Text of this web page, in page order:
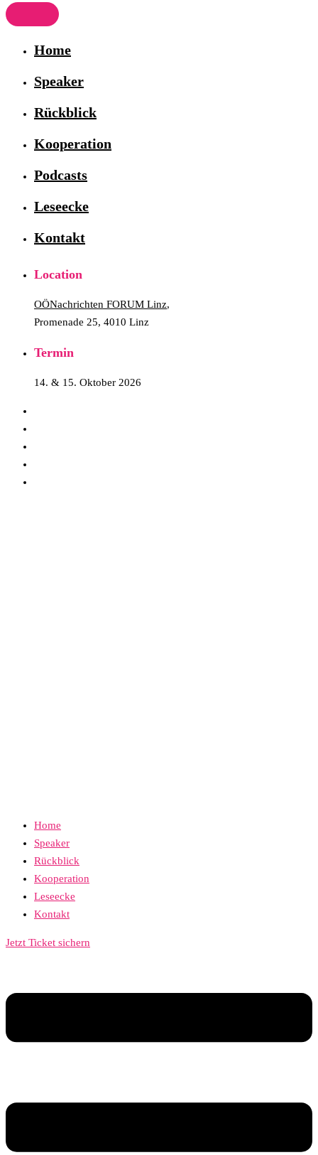
Home
Speaker
Rückblick
Kooperation
Podcasts
Leseecke
Kontakt
Location
OÖNachrichten FORUM Linz,
Promenade 25, 4010 Linz
Termin
14. & 15. Oktober 2026
Home
Speaker
Rückblick
Kooperation
Leseecke
Kontakt
Jetzt Ticket sichern